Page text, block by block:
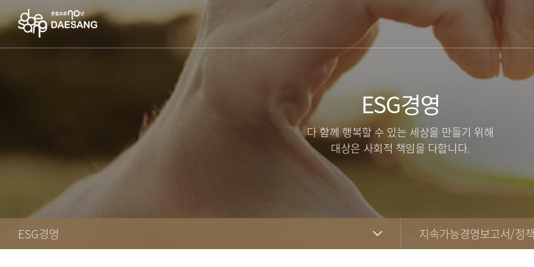
ESG경영
다 함께 행복할 수 있는 세상을 만들기 위해
대상은 사회적 책임을 다합니다.
ESG경영 지속가능경영보고서/정